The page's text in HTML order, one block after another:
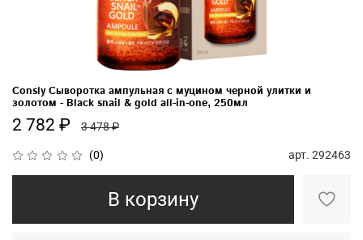
(0) арт. 292463
Consly Сыворотка ампульная с муцином черной улитки и
золотом - Black snail & gold all-in-one, 250мл
2 782 ₽ 3 478 ₽
В корзину